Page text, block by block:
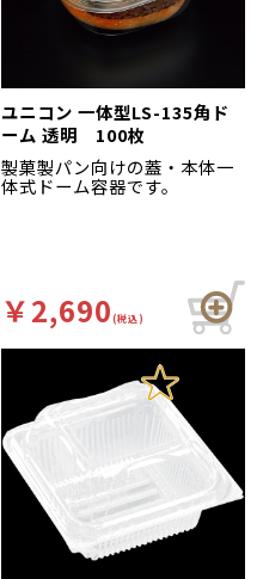
逃がして水分によるベタつき
を抑えます。ドーナッツ・コ
ュなどに。※外装：クラフト
包装※１００枚ＰＥ袋
ユニコン 一体型LS-135角ド
ーム 透明 100枚
製菓製パン向けの蓋・本体一
体式ドーム容器です。
￥2,690(税込)